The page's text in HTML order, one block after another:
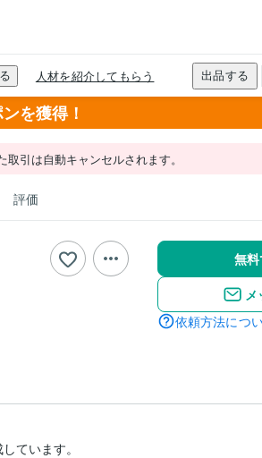
を獲得！
引は自動キャンセルされます。
評価
無
メ
依頼方法につ
ています。